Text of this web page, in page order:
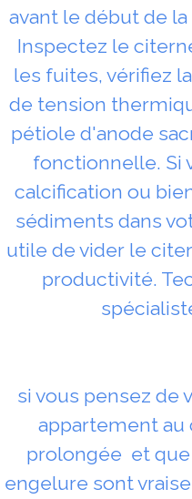
avant le début de
Inspectez le
les fuites, vérifiez
de tension
pétiole d'anode
fonctionnelle. Si
calcification ou
sédiments dans
utile de vider le
productivité.
si vous pensez de
appartement au
prolongée et
engelure sont